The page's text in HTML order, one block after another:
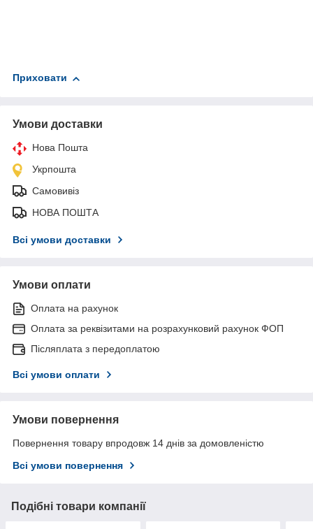
Приховати
Умови доставки
Нова Пошта
Укрпошта
Самовивіз
НОВА ПОШТА
Всі умови доставки
Умови оплати
Оплата на рахунок
Оплата за реквізитами на розрахунковий рахунок ФОП
Післяплата з передоплатою
Всі умови оплати
Умови повернення
Повернення товару впродовж 14 днів за домовленістю
Всі умови повернення
Подібні товари компанії